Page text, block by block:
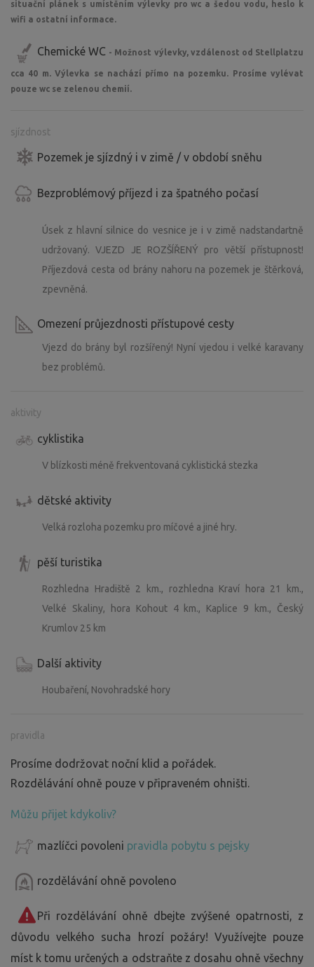
situační plánek s umístěním výlevky pro wc a šedou vodu, heslo k
wifi a ostatní informace.
Chemické WC - Možnost výlevky, vzdálenost od Stellplatzu
cca 40 m. Výlevka se nachází přímo na pozemku. Prosíme vylévat
pouze wc se zelenou chemií.
sjízdnost
Pozemek je sjízdný i v zimě / v období sněhu
Bezproblémový příjezd i za špatného počasí
Úsek z hlavní silnice do vesnice je i v zimě nadstandartně
udržovaný. VJEZD JE ROZŠÍŘENÝ pro větší přístupnost!
Příjezdová cesta od brány nahoru na pozemek je štěrková,
zpevněná.
Omezení průjezdnosti přístupové cesty
Vjezd do brány byl rozšířený! Nyní vjedou i velké karavany
bez problémů.
aktivity
cyklistika
V blízkosti méně frekventovaná cyklistická stezka
dětské aktivity
Velká rozloha pozemku pro míčové a jiné hry.
pěší turistika
Rozhledna Hradiště 2 km., rozhledna Kraví hora 21 km.,
Velké Skaliny, hora Kohout 4 km., Kaplice 9 km., Český
Krumlov 25 km
Další aktivity
Houbaření, Novohradské hory
pravidla
Prosíme dodržovat noční klid a pořádek.
Rozdělávání ohně pouze v připraveném ohništi.
Můžu přijet kdykoliv?
mazlíčci povoleni pravidla pobytu s pejsky
rozdělávání ohně povoleno
Při rozdělávání ohně dbejte zvýšené opatrnosti, z
důvodu velkého sucha hrozí požáry! Využívejte pouze
míst k tomu určených a odstraňte z dosahu ohně všechny